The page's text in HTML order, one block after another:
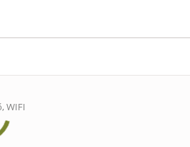
, WIFI